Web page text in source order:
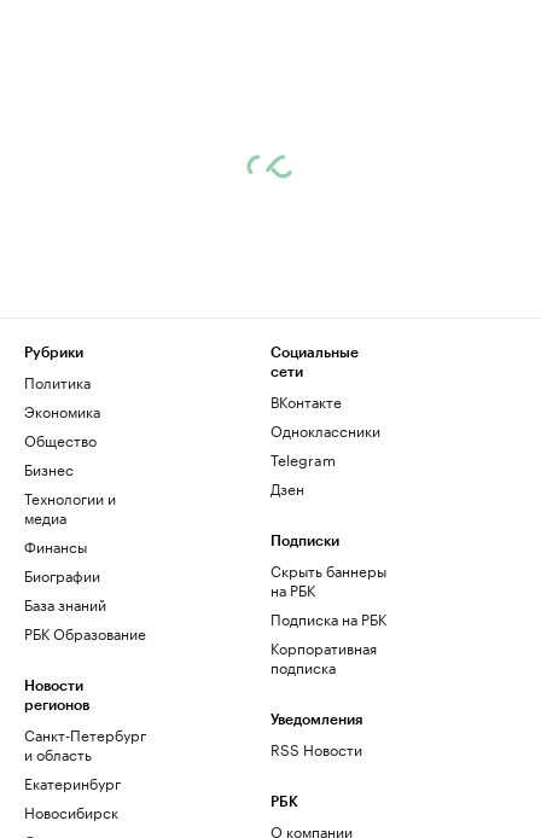
Рубрики
Политика
Экономика
Общество
Бизнес
Технологии и
медиа
Финансы
Биографии
База знаний
РБК Образование
Новости
регионов
Санкт-Петербург
и область
Екатеринбург
Новосибирск
Социальные
сети
ВКонтакте
Одноклассники
Telegram
Дзен
Подписки
Скрыть баннеры
на РБК
Подписка на РБК
Корпоративная
подписка
Уведомления
RSS Новости
РБК
О компании